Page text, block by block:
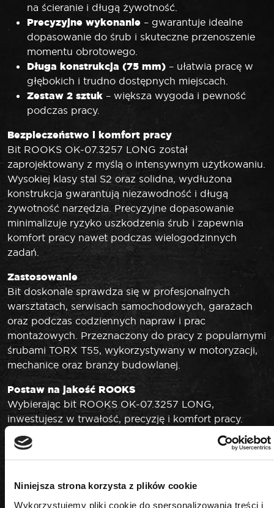
Niniejsza strona korzysta z plików cookie
Wykorzystujemy pliki cookie do spersonalizowania treści i
na ścieranie i długą żywotność.
Precyzyjne wykonanie – gwarantuje idealne
dopasowanie do śrub i skuteczne przenoszenie
momentu obrotowego.
Długa konstrukcja (75 mm) – ułatwia pracę w
głębokich i trudno dostępnych miejscach.
Zestaw 2 sztuk – większa wygoda i pewność
podczas pracy.
Bezpieczeństwo i komfort pracy
Bit ROOKS OK-07.3257 LONG został
zaprojektowany z myślą o intensywnym użytkowaniu.
Wysokiej klasy stal S2 oraz solidna, wydłużona
konstrukcja gwarantują niezawodność i długą
żywotność narzędzia. Precyzyjne dopasowanie
minimalizuje ryzyko uszkodzenia śrub i zapewnia
komfort pracy nawet podczas wielogodzinnych
zadań.
Zastosowanie
Bit doskonale sprawdza się w profesjonalnych
warsztatach, serwisach samochodowych, garażach
oraz podczas codziennych napraw i prac
montażowych. Przeznaczony do pracy z popularnymi
śrubami TORX T55, wykorzystywany w motoryzacji,
mechanice oraz branży budowlanej.
Postaw na jakość ROOKS
Wybierając bit ROOKS OK-07.3257 LONG,
inwestujesz w trwałość, precyzję i komfort pracy.
Marka ROOKS to gwarancja najwyższej jakości,
innowacyjnych rozwiązań oraz wsparcia
technicznego dla najbardziej wymagających
sprawiają, że narzędzie spełnia oczekiwania